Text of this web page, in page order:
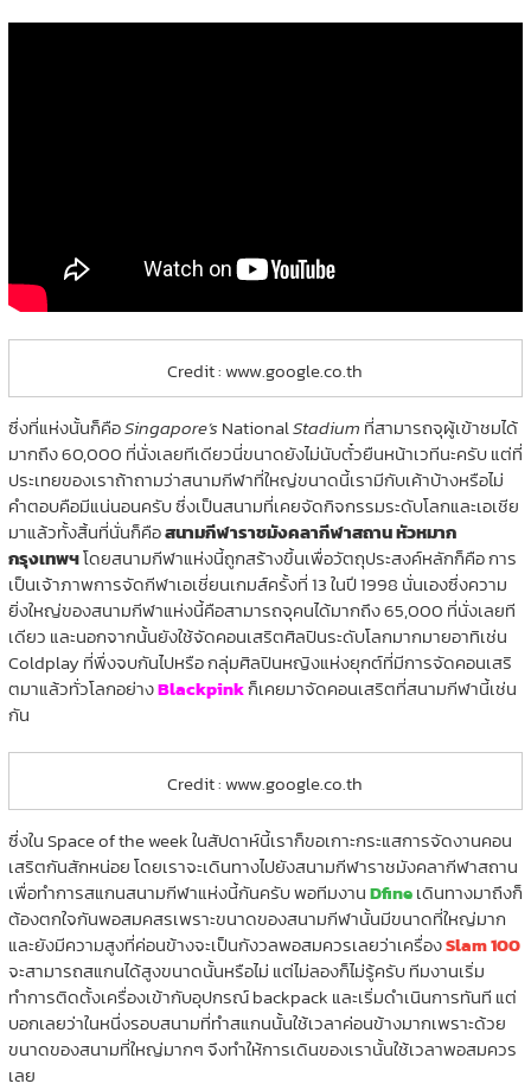
Credit : www.google.co.th
ซึ่งที่แห่งนั้นก็คือSingapore’s NationalStadium ที่สามารถจุผู้เข้าชมได้
มากถึง 60,000 ที่นั่งเลยทีเดียวนี่ขนาดยังไม่นับตั๋วยืนหน้าเวทีนะครับ แต่ที่
ประเทยของเราถ้าถามว่าสนามกีฬาที่ใหญ่ขนาดนี้เรามีกับเค้าบ้างหรือไม่
คำตอบคือมีแน่นอนครับ ซึ่งเป็นสนามที่เคยจัดกิจกรรมระดับโลกและเอเชีย
มาแล้วทั้งสิ้นที่นั่นก็คือสนามกีฬาราชมังคลากีฬาสถาน หัวหมาก
กรุงเทพฯโดยสนามกีฬาแห่งนี้ถูกสร้างขึ้นเพื่อวัตถุประสงค์หลักก็คือ การ
เป็นเจ้าภาพการจัดกีฬาเอเชี่ยนเกมส์ครั้งที่ 13 ในปี 1998 นั่นเองซึ่งความ
ยิ่งใหญ่ของสนามกีฬาแห่งนี้คือสามารถจุคนได้มากถึง 65,000 ที่นั่งเลยที
เดียว และนอกจากนั้นยังใช้จัดคอนเสริตศิลปินระดับโลกมากมายอาทิเช่น
Coldplay ที่พึ่งจบกันไปหรือ กลุ่มศิลปินหญิงแห่งยุกต์ที่มีการจัดคอนเสริ
ตมาแล้วทั่วโลกอย่างBlackpinkก็เคยมาจัดคอนเสริตที่สนามกีฬานี้เช่น
กัน
Credit : www.google.co.th
ซึ่งใน Space of the week ในสัปดาห์นี้เราก็ขอเกาะกระแสการจัดงานคอน
เสริตกันสักหน่อย โดยเราจะเดินทางไปยังสนามกีฬาราชมังคลากีฬาสถาน
เพื่อทำการสแกนสนามกีฬาแห่งนี้กันครับ พอทีมงานDfineเดินทางมาถึงก็
ต้องตกใจกันพอสมคสรเพราะขนาดของสนามกีฬานั้นมีขนาดที่ใหญ่มาก
และยังมีความสูงที่ค่อนข้างจะเป็นกังวลพอสมควรเลยว่าเครื่องSlam 100
จะสามารถสแกนได้สูงขนาดนั้นหรือไม่ แต่ไม่ลองก็ไม่รู้ครับ ทีมงานเริ่ม
ทำการติดตั้งเครื่องเข้ากับอุปกรณ์ backpack และเริ่มดำเนินการทันที แต่
บอกเลยว่าในหนึ่งรอบสนามที่ทำสแกนนั้นใช้เวลาค่อนข้างมากเพราะด้วย
ขนาดของสนามที่ใหญ่มากๆ จึงทำให้การเดินของเรานั้นใช้เวลาพอสมควร
เลย